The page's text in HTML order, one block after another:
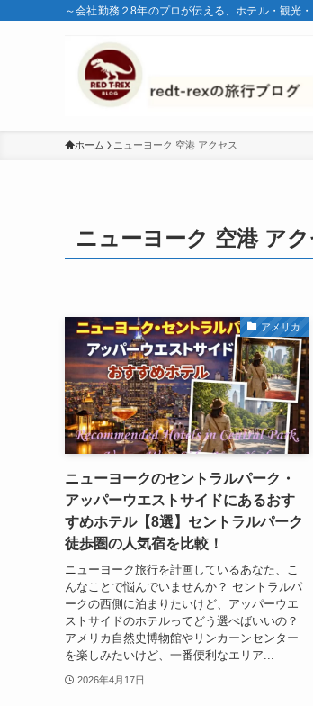
～会社勤務２8年のプロが伝える、ホテル・観光
ホーム ニューヨーク 空港 アクセス
ニューヨーク 空港 ア
アメリカ
ニューヨークのセントラルパーク・
アッパーウエストサイドにあるおす
すめホテル【8選】セントラルパーク
徒歩圏の人気宿を比較！
ニューヨーク旅行を計画しているあなた、こ
んなことで悩んでいませんか？ セントラルパ
ークの西側に泊まりたいけど、アッパーウエ
ストサイドのホテルってどう選べばいいの？
アメリカ自然史博物館やリンカーンセンター
を楽しみたいけど、一番便利なエリア...
2026年4月17日